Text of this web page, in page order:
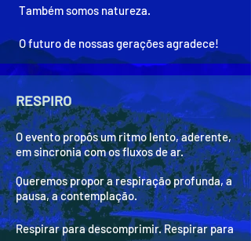
Também somos natureza.
O futuro de nossas gerações agradece!
RESPIRO
O evento propôs um ritmo lento, aderente,
em sincronia com os fluxos de ar.
Queremos propor a respiração profunda, a
pausa, a contemplação.
Respirar para descomprimir. Respirar para